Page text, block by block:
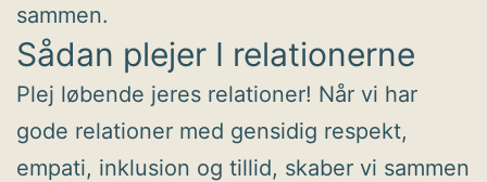
sammen.
Sådan plejer I relationerne
Plej løbende jeres relationer! Når vi har
gode relationer med gensidig respekt,
empati, inklusion og tillid, skaber vi sammen